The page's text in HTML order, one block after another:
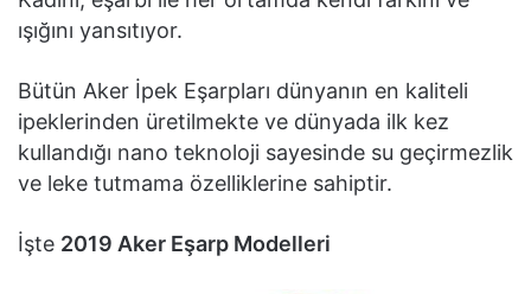
ışığını yansıtıyor.
Bütün Aker İpek Eşarpları dünyanın en kaliteli
ipeklerinden üretilmekte ve dünyada ilk kez
kullandığı nano teknoloji sayesinde su geçirmezlik
ve leke tutmama özelliklerine sahiptir.
İşte 2019 Aker Eşarp Modelleri